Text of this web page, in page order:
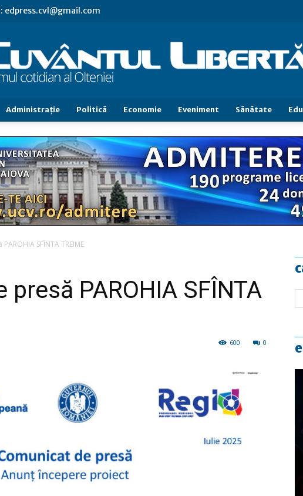
edpress.cvl@gmail.com
Cuvântul
Libertăţii
Administraţie Politică Economie Eveniment Sănătate
SFÎNTA TREIME
PAROHIA SFÎNTA
0
600